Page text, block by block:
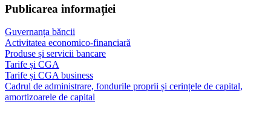
Publicarea informației
Guvernanța băncii
Activitatea economico-financiară
Produse și servicii bancare
Tarife și CGA
Tarife și CGA business
Cadrul de administrare, fondurile proprii și cerințele de capital,
amortizoarele de capital